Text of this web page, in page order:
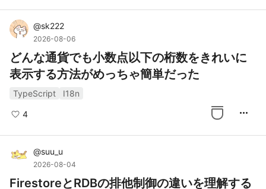
@sk222
2026-08-06
どんな通貨でも小数点以下の桁数をきれいに
表示する方法がめっちゃ簡単だった
TypeScript I18n
4 more_horiz
@suu_u
2026-08-04
FirestoreとRDBの排他制御の違いを理解する